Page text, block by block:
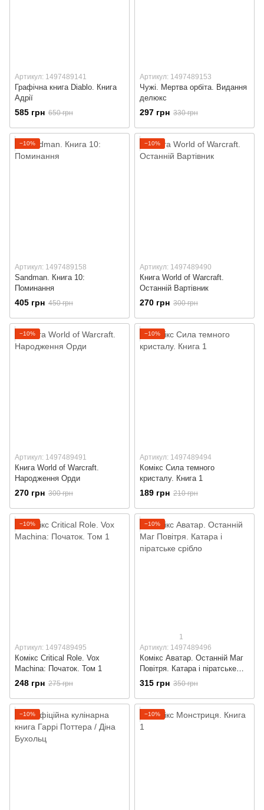
Артикул: 1497489141
Графічна книга Diablo. Книга
Адрії
585 грн 650 грн
Артикул: 1497489153
Чужі. Мертва орбіта. Видання
делюкс
297 грн 330 грн
−10%
Артикул: 1497489158
Sandman. Книга 10:
Поминання
405 грн 450 грн
−10%
Артикул: 1497489490
Книга World of Warcraft.
Останній Вартівник
270 грн 300 грн
−10%
Артикул: 1497489491
Книга World of Warcraft.
Народження Орди
270 грн 300 грн
−10%
Артикул: 1497489494
Комікс Сила темного
кристалу. Книга 1
189 грн 210 грн
−10%
Артикул: 1497489495
Комікс Critical Role. Vox
Machina: Початок. Том 1
248 грн 275 грн
−10%
1
Артикул: 1497489496
Комікс Аватар. Останній Маг
Повітря. Катара і піратське
срібло
315 грн 350 грн
−10% −10%